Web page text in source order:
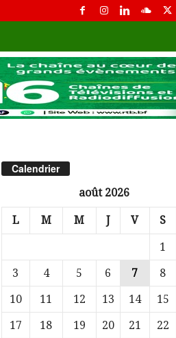
Calendrier
août 2026
L M M J V S
1
3
4 5 6 7 8
10
11 12 13 14 15
17
18 19 20 21 22